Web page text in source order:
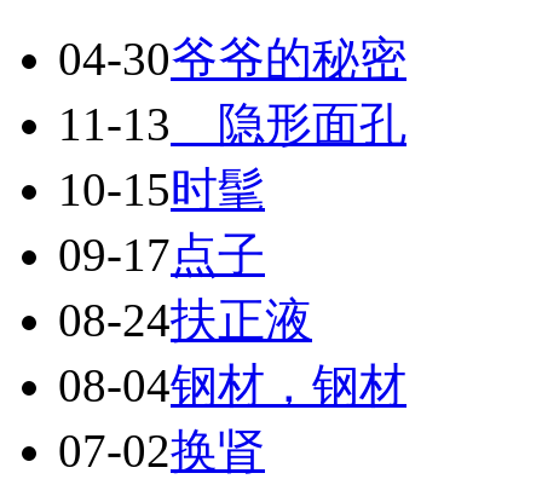
04-30爷爷的秘密
11-13 隐形面孔
10-15时髦
09-17点子
08-24扶正液
08-04钢材，钢材
07-02换肾